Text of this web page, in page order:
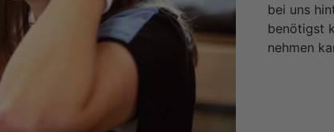
bei uns
benötigst
nehmen